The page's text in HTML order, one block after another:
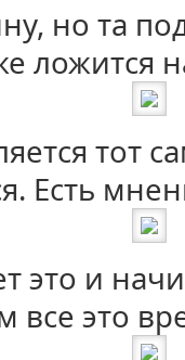
но та
ложится
тот
Есть
это и
все это